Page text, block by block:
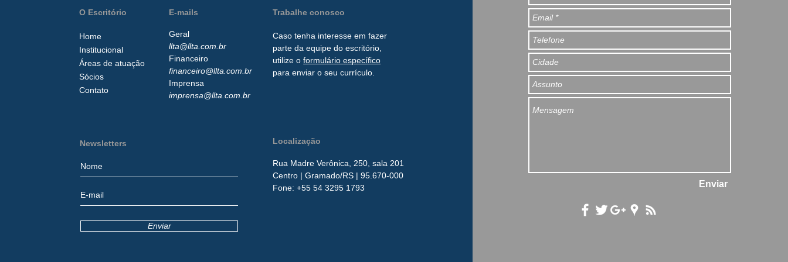
O Escritório
Home
Institucional
Áreas de atuação
Sócios
Contato
E-mails
Geral
llta@llta.com.br
Financeiro
financeiro@llta.com.br
Imprensa
imprensa@llta.com.br
Trabalhe conosco
Caso tenha interesseemfazer
parte daequipe do escritório,
utilize oformulárioespecífico
para enviar o seu currículo.
Enviar
Newsletters Localização
Rua Madre Verônica, 250, sala 201
Centro | Gramado/RS | 95.670-000
​Fone:+55 54 3295 1793 Enviar